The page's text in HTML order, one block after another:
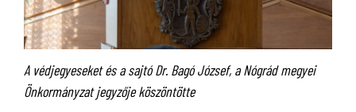
A védjegyeseket és a sajtó Dr. Bagó József, a Nógrád megyei
Önkormányzat jegyzője köszöntötte